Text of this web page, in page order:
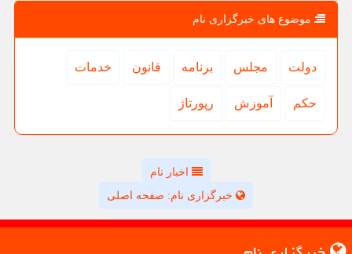
موضوع های خبرگزاری نام
دولت مجلس برنامه قانون خدمات
حكم آموزش رپورتاژ
اخبار نام
خبرگزاری نام: صفحه اصلی